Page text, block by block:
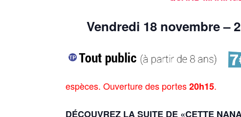
Vendredi 18 novembre –
espèces. Ouverture des portes20h15.
DÉCOUVREZ LA SUITE DE «CETTE